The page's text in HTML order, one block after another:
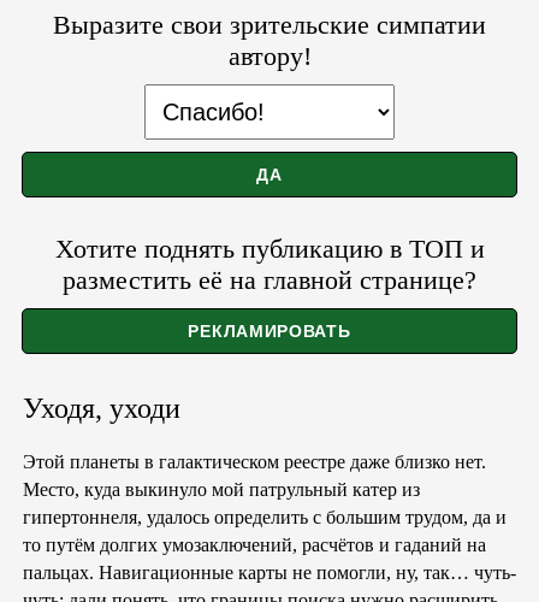
Выразите свои зрительские симпатии
автору!
Хотите поднять публикацию в ТОП и
разместить её на главной странице?
Уходя, уходи
Этой планеты в галактическом реестре даже близко нет.
Место, куда выкинуло мой патрульный катер из
гипертоннеля, удалось определить с большим трудом, да и
то путём долгих умозаключений, расчётов и гаданий на
пальцах. Навигационные карты не помогли, ну, так… чуть-